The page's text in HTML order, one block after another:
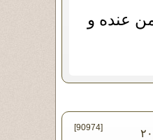
من عنده و
- ٢٠١٩ [90974]